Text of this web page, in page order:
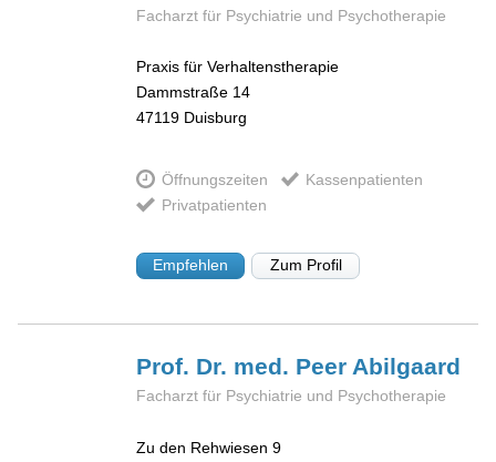
Facharzt für Psychiatrie und Psychotherapie
Praxis für Verhaltenstherapie
Dammstraße 14
47119 Duisburg
Öffnungszeiten
Kassenpatienten
Privatpatienten
Empfehlen Zum Profil
Prof. Dr. med. Peer Abilgaard
Facharzt für Psychiatrie und Psychotherapie
Zu den Rehwiesen 9